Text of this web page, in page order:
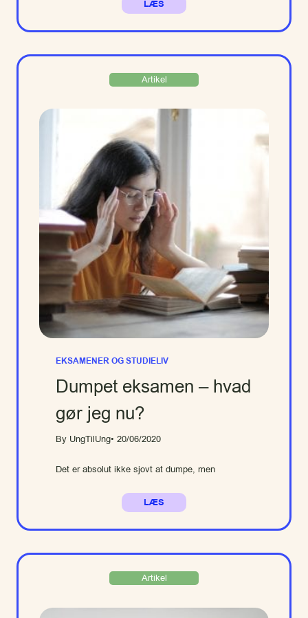
LÆS
Artikel
EKSAMENER OG STUDIELIV
Dumpet eksamen – hvad
gør jeg nu?
By UngTilUng• 20/06/2020
Det er absolut ikke sjovt at dumpe, men
LÆS
Artikel